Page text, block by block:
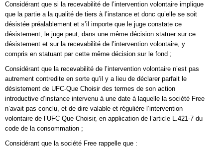
Considérant que si la recevabilité de l’intervention volontaire implique
que la partie a la qualité de tiers à l’instance et donc qu’elle se soit
désistée préalablement et s’il importe que le juge constate ce
désistement, le juge peut, dans une même décision statuer sur ce
désistement et sur la recevabilité de l’intervention volontaire, y
compris en statuant par cette même décision sur le fond ;
Considérant que la recevabilité de l’intervention volontaire n’est pas
autrement contredite en sorte qu’il y a lieu de déclarer parfait le
désistement de UFC-Que Choisir des termes de son action
introductive d’instance intervenu à une date à laquelle la société Free
n’avait pas conclu, et de dire valable et régulière l’intervention
volontaire de l’UFC Que Choisir, en application de l’article L.421-7 du
code de la consommation ;
Considérant que la société Free rappelle que :